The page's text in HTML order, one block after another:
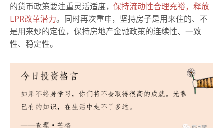
的货币政策要注重灵活适度， 保持流动性合理充裕，释放
LPR改革潜力。同时再次重申，坚持房子是用来住的、不
是用来炒的定位，保持房地产金融政策的连续性、一致
性、稳定性。